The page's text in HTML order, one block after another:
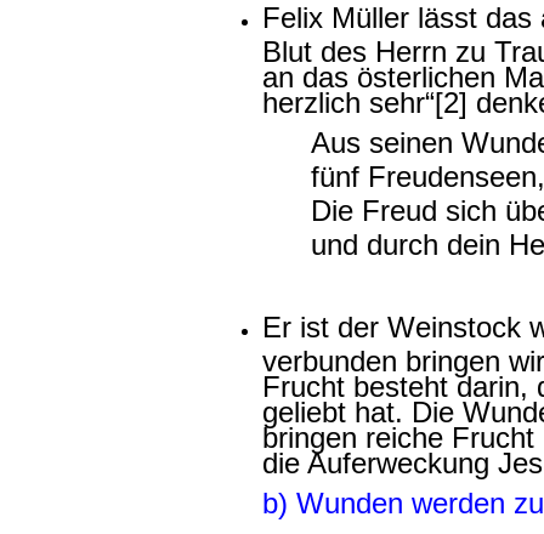
Felix Müller lässt
Blut des Herrn zu
an das österlichen
herzlich sehr“[2]
Aus seinen
fünf
Die Freud sich
und durch dein
Er ist der Weinstock
verbunden bringen
Frucht besteht darin,
geliebt hat. Die
bringen reiche
die Auferweckung
b) Wunden werden